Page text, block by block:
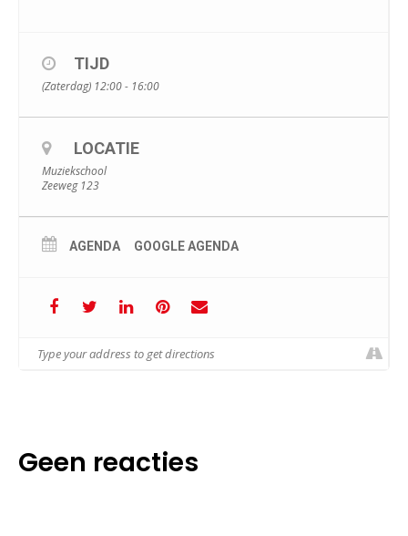
TIJD
(Zaterdag) 12:00 - 16:00
LOCATIE
Muziekschool
Zeeweg 123
AGENDA GOOGLE AGENDA
Geen reacties